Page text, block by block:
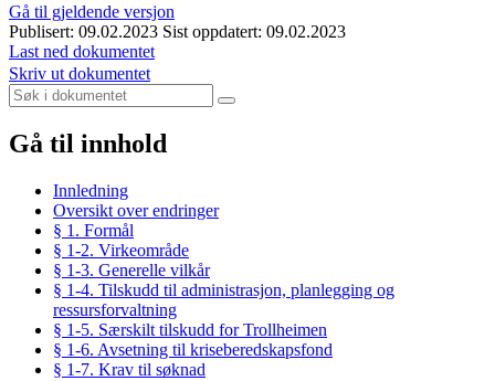
Gå til gjeldende versjon
Publisert: 09.02.2023 Sist oppdatert: 09.02.2023
Last ned dokumentet
Skriv ut dokumentet
Gå til innhold
Innledning
Oversikt over endringer
§ 1. Formål
§ 1-2. Virkeområde
§ 1-3. Generelle vilkår
§ 1-4. Tilskudd til administrasjon, planlegging og
ressursforvaltning
§ 1-5. Særskilt tilskudd for Trollheimen
§ 1-6. Avsetning til kriseberedskapsfond
§ 1-7. Krav til søknad